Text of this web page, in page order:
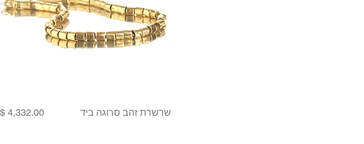
שרשרת זהב סרוגה ביד Price‏4,332.00 ‏$